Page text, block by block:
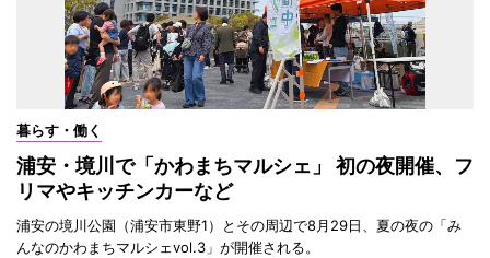
暮らす・働く
浦安・境川で「かわまちマルシェ」 初の夜開催、フ
リマやキッチンカーなど
浦安の境川公園（浦安市東野1）とその周辺で8月29日、夏の夜の「み
んなのかわまちマルシェvol.3」が開催される。